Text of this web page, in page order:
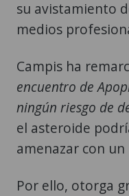
su avistamiento
medios
Campis ha
encuentro de
ningún riesgo de
el asteroide
amenazar con
Por ello, otorga